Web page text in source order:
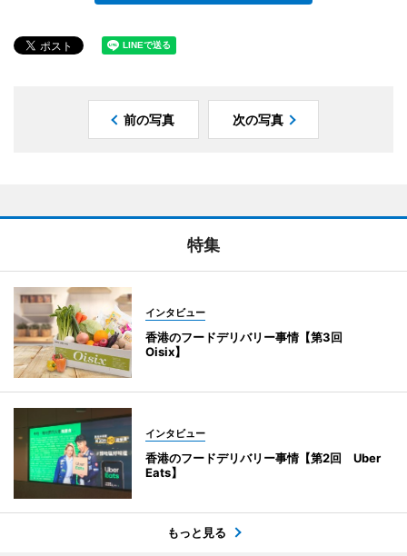
前の写真 次の写真
特集
インタビュー
香港のフードデリバリー事情【第3回
Oisix】
インタビュー
香港のフードデリバリー事情【第2回 Uber
Eats】
もっと見る